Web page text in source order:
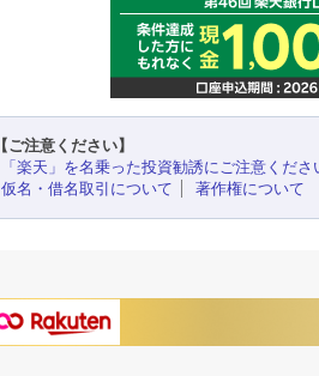
【ご注意ください】
「楽天」を名乗った投資勧誘にご注意くださ
仮名・借名取引について
著作権について